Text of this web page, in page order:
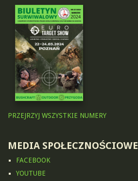
PRZEJRZYJ WSZYSTKIE NUMERY
MEDIA SPOŁECZNOŚCIOWE
FACEBOOK
YOUTUBE